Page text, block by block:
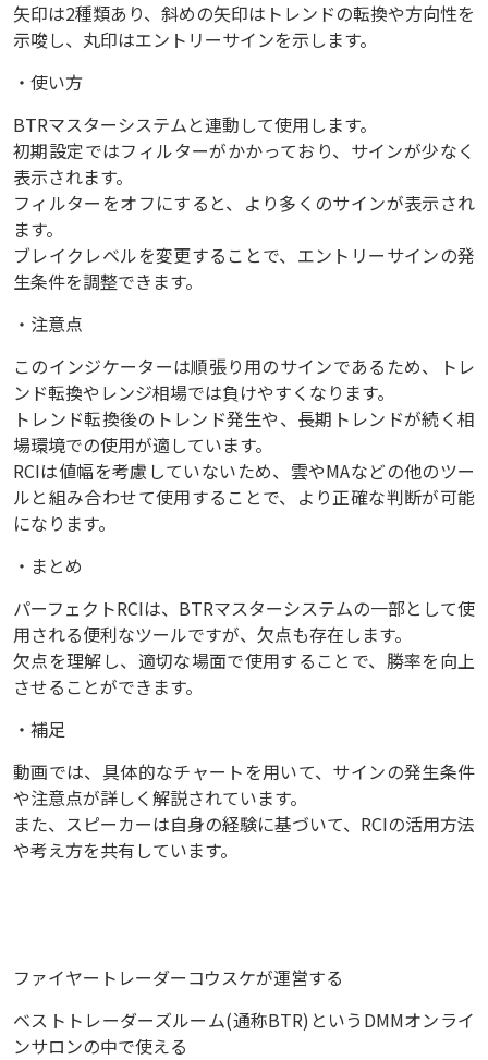
矢印は2種類あり、斜めの矢印はトレンドの転換や方向性を
示唆し、丸印はエントリーサインを示します。
・使い方
BTRマスターシステムと連動して使用します。
初期設定ではフィルターがかかっており、サインが少なく
表示されます。
フィルターをオフにすると、より多くのサインが表示され
ます。
ブレイクレベルを変更することで、エントリーサインの発
生条件を調整できます。
・注意点
このインジケーターは順張り用のサインであるため、トレ
ンド転換やレンジ相場では負けやすくなります。
トレンド転換後のトレンド発生や、長期トレンドが続く相
場環境での使用が適しています。
RCIは値幅を考慮していないため、雲やMAなどの他のツー
ルと組み合わせて使用することで、より正確な判断が可能
になります。
・まとめ
パーフェクトRCIは、BTRマスターシステムの一部として使
用される便利なツールですが、欠点も存在します。
欠点を理解し、適切な場面で使用することで、勝率を向上
させることができます。
・補足
動画では、具体的なチャートを用いて、サインの発生条件
や注意点が詳しく解説されています。
また、スピーカーは自身の経験に基づいて、RCIの活用方法
や考え方を共有しています。
ファイヤートレーダーコウスケが運営する
ベストトレーダーズルーム(通称BTR)というDMMオンライ
ンサロンの中で使える